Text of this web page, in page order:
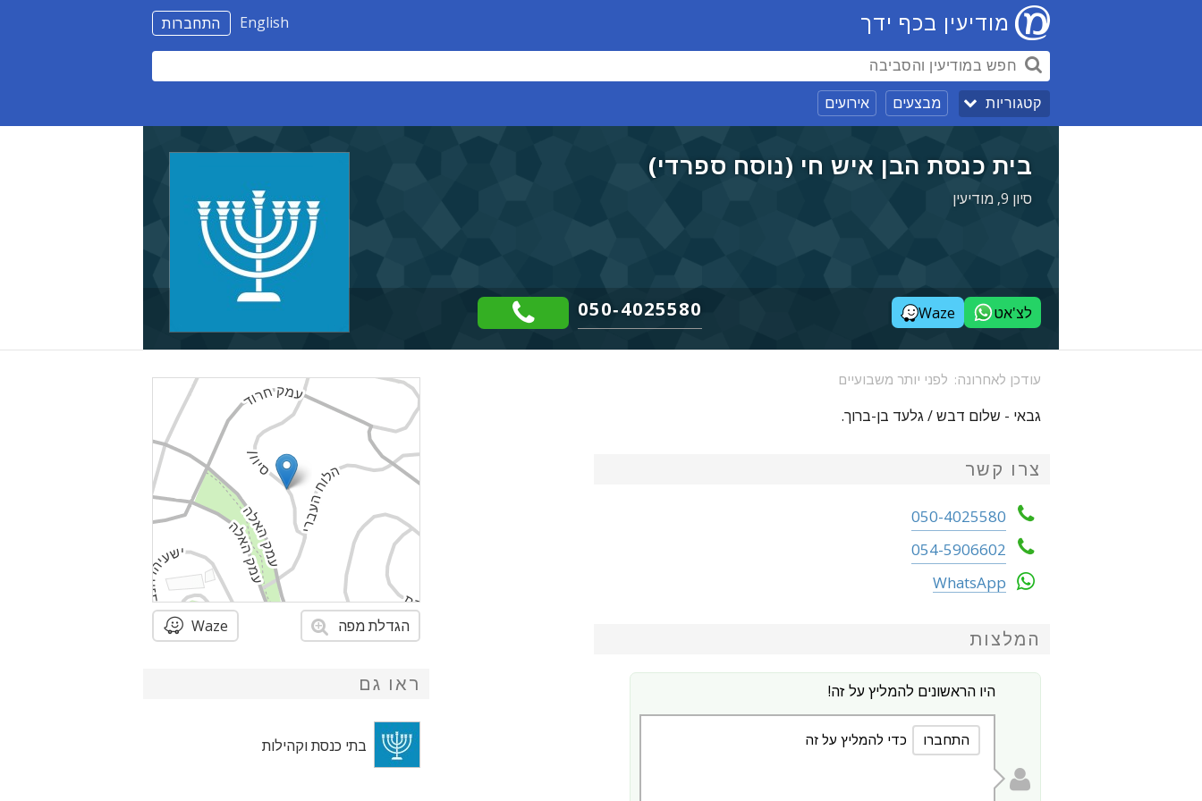
התחברות English מודיעין בכף ידך
קטגוריות מבצעים אירועים
בית כנסת הבן איש חי (נוסח ספרדי)
סיון 9, מודיעין
לצ'אט Waze
050-4025580
הגדלת מפה Waze
ראו גם
בתי כנסת וקהילות
עודכן לאחרונה: לפני יותר משבועיים
גבאי - שלום דבש / גלעד בן-ברוך.
צרו קשר
050-4025580
054-5906602
WhatsApp
המלצות
היו הראשונים להמליץ על זה!
התחברו כדי להמליץ על זה